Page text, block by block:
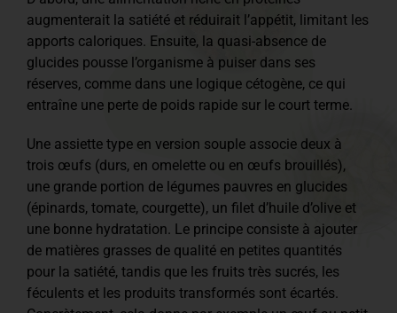
augmenterait la satiété et réduirait l’appétit, limitant les
apports caloriques. Ensuite, la quasi-absence de
glucides pousse l’organisme à puiser dans ses
réserves, comme dans une logique cétogène, ce qui
entraîne une perte de poids rapide sur le court terme.
Une assiette type en version souple associe deux à
trois œufs (durs, en omelette ou en œufs brouillés),
une grande portion de légumes pauvres en glucides
(épinards, tomate, courgette), un filet d’huile d’olive et
une bonne hydratation. Le principe consiste à ajouter
de matières grasses de qualité en petites quantités
pour la satiété, tandis que les fruits très sucrés, les
féculents et les produits transformés sont écartés.